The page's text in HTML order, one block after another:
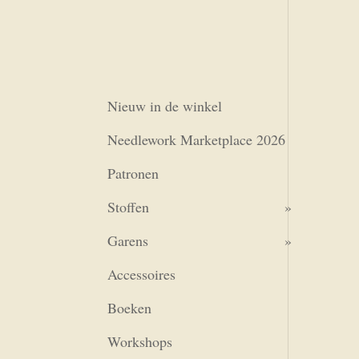
Nieuw in de winkel
Needlework Marketplace 2026
Patronen
Stoffen
Garens
Accessoires
Boeken
Workshops